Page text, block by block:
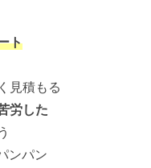
ト
見積もる
労した
パン